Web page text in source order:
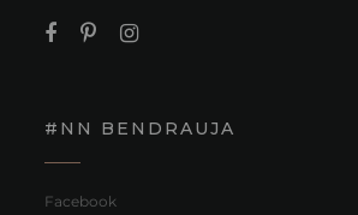
#NN BENDRAUJA
Facebook